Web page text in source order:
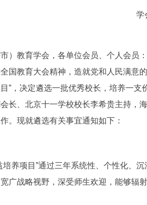
学
）教育学会，各单位会员、个人会员：
教育大会精神，造就党和人民满意的
”，决定遴选一批优秀校长，培养一
长、北京十一学校校长李希贵主持，
。现就遴选有关事宜通知如下：
项目”通过三年系统性、个性化、沉
广战略视野，深受师生欢迎，能够辐